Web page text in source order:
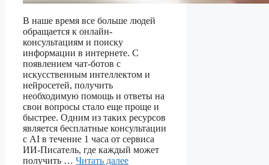
В наше время все больше людей
обращается к онлайн-
консультациям и поиску
информации в интернете. С
появлением чат-ботов с
искусственным интеллектом и
нейросетей, получить
необходимую помощь и ответы на
свои вопросы стало еще проще и
быстрее. Одним из таких ресурсов
является бесплатные консультации
с AI в течение 1 часа от сервиса
ИИ-Писатель, где каждый может
получить … Читать далее